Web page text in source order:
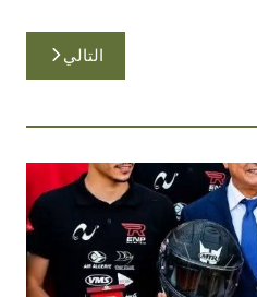
التالي